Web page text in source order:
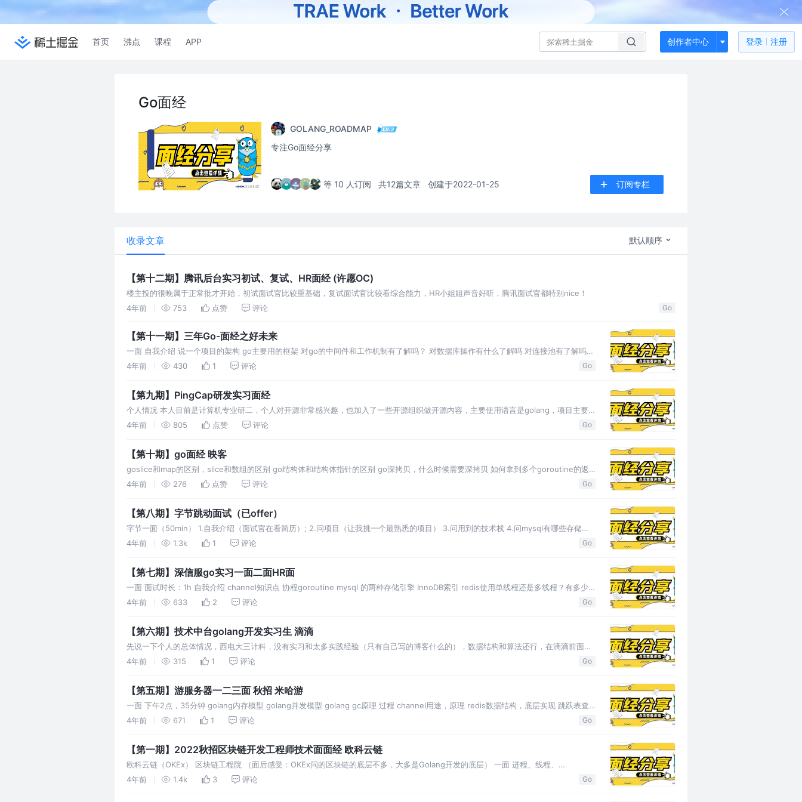
首页 沸点 课程 APP 创作者中心 登录 注册
Go面经
GOLANG_ROADMAP
专注Go面经分享
等 10 人订阅 共12篇文章 创建于2022-01-25 订阅专栏
收录文章 默认顺序
【第十二期】腾讯后台实习初试、复试、HR面经 (许愿OC)
楼主投的很晚属于正常批才开始，初试面试官比较重基础，复试面试官比较看综合能力，HR小姐姐声音好听，腾讯面试官都特别nice！
4年前
753 点赞 评论 Go
【第十一期】三年Go-面经之好未来
一面 自我介绍 说一个项目的架构 go主要用的框架 对go的中间件和工作机制有了解吗？ 对数据库操作有什么了解吗 对连接池有了解吗？
go的垃圾回收机制 gmp模型 go的sync.Map了解吗 ch
4年前 430 1 评论 Go
【第九期】PingCap研发实习面经
个人情况 本人目前是计算机专业研二，个人对开源非常感兴趣，也加入了一些开源组织做开源内容，主要使用语言是golang，项目主要
和分布式相关，学习过MIT 6.824的部分内容。 一面 在面试前会有hr
4年前 805 点赞 评论 Go
【第十期】go面经 映客
goslice和map的区别，slice和数组的区别 go结构体和结构体指针的区别 go深拷贝，什么时候需要深拷贝 如何拿到多个goroutine的返
回值，如何区别他们 go如何避免panic 设计用
4年前 276 点赞 评论 Go
【第八期】字节跳动面试（已offer）
字节一面（50min） 1.自我介绍（面试官在看简历）; 2.问项目（让我挑一个最熟悉的项目） 3.问用到的技术栈 4.问mysql有哪些存储引
擎，你用到什么存储引擎，区别是什么？ 5.sql优化策略
4年前 1.3k 1 评论 Go
【第七期】深信服go实习一面二面HR面
一面 面试时长：1h 自我介绍 channel知识点 协程goroutine mysql 的两种存储引擎 InnoDB索引 redis使用单线程还是多线程？有多少
个库？ redis持久化有哪些？各自优
4年前 633 2 评论 Go
【第六期】技术中台golang开发实习生 滴滴
先说一下个人的总体情况，西电大三计科，没有实习和太多实践经验（只有自己写的博客什么的），数据结构和算法还行，在滴滴前面过
很多次字节，三次三面挂，好未来golang过了，还有许多中小厂就忘了，也没过。
4年前 315 1 评论 Go
【第五期】游服务器一二三面 秋招 米哈游
一面 下午2点，35分钟 golang内存模型 golang并发模型 golang gc原理 过程 channel用途，原理 redis数据结构，底层实现 跳跃表查
询插入复杂度 进程，线程，协程 ki
4年前 671 1 评论 Go
【第一期】2022秋招区块链开发工程师技术面面经 欧科云链
欧科云链（OKEx） 区块链工程院 （面后感受：OKEx问的区块链的底层不多，大多是Golang开发的底层） 一面 进程、线程、
Goroutine的比较 GMP模型 Golang Map底层 如何实现
4年前 1.4k 3 评论 Go